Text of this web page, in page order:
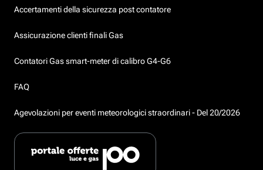
Accertamenti della sicurezza post contatore
Assicurazione clienti finali Gas
Contatori Gas smart-meter di calibro G4-G6
FAQ
Agevolazioni per eventi meteorologici straordinari - Del 20/2026